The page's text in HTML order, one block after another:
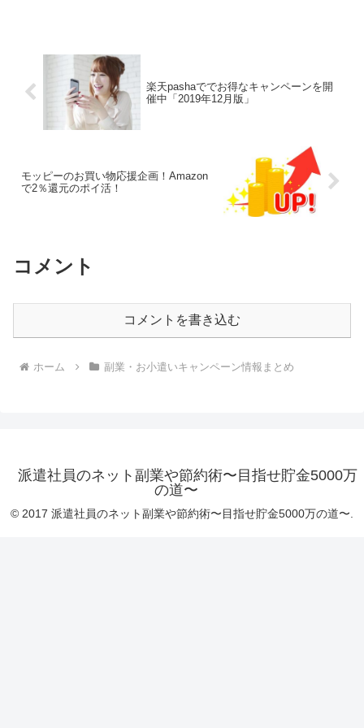
楽天pashaででお得なキャンペーンを開
催中「2019年12月版」
モッピーのお買い物応援企画！Amazon
で2％還元のポイ活！
コメント
コメントを書き込む
ホーム 副業・お小遣いキャンペーン情報まとめ
派遣社員のネット副業や節約術〜目指せ貯金5000万
の道〜
© 2017 派遣社員のネット副業や節約術〜目指せ貯金5000万の道〜.